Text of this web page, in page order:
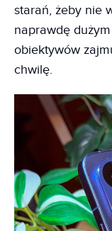
starań, żeby nie
naprawdę
obiektywów
chwilę.